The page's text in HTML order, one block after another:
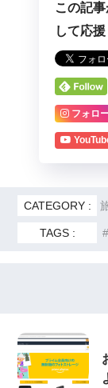
この記
して応援
フォロ
CATEGORY :
TAGS :